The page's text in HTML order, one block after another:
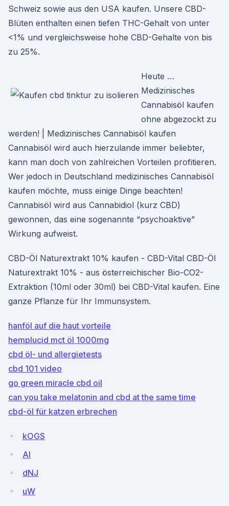
Schweiz sowie aus den USA kaufen. Unsere CBD-
Blüten enthal­ten einen tiefen THC-Gehalt von unter
<1% und ver­gle­ich­sweise hohe CBD-Gehalte von bis
zu 25%.
Heute …
Medizinisches
Cannabisöl kaufen
ohne abgezockt zu
werden! | Medizinisches Cannabisöl kaufen
Cannabisöl wird auch hierzulande immer beliebter,
kann man doch von zahlreichen Vorteilen profitieren.
Wer jedoch in Deutschland medizinisches Cannabisöl
kaufen möchte, muss einige Dinge beachten!
Cannabisöl wird aus Cannabidiol (kurz CBD)
gewonnen, das eine sogenannte “psychoaktive”
Wirkung aufweist.
CBD-Öl Naturextrakt 10% kaufen - CBD-Vital CBD-Öl
Naturextrakt 10% - aus österreichischer Bio-CO2-
Extraktion (10ml oder 30ml) bei CBD-Vital kaufen. Eine
ganze Pflanze für Ihr Immunsystem.
hanföl auf die haut vorteile
hemplucid mct öl 1000mg
cbd öl- und allergietests
cbd 101 video
go green miracle cbd oil
can you take melatonin and cbd at the same time
cbd-öl für katzen erbrechen
kOGS
AI
dNJ
uW